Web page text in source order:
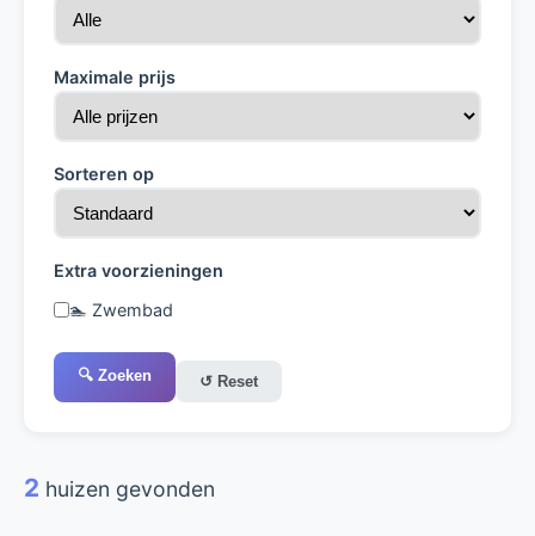
Maximale prijs
Sorteren op
Extra voorzieningen
🏊 Zwembad
🔍 Zoeken ↺ Reset
2 huizen gevonden